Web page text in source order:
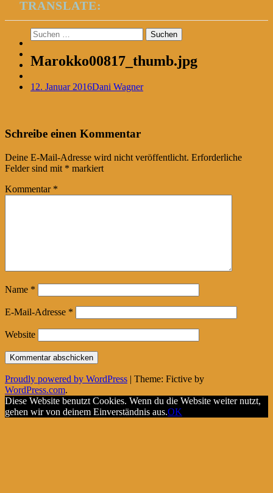
TRANSLATE:
Suchen
nach:
Marokko00817_thumb.jpg
12. Januar 2016Dani Wagner
Post
navigation
←
Schreibe einen Kommentar
Deine E-Mail-Adresse wird nicht veröffentlicht. Erforderliche
Felder sind mit * markiert
Kommentar *
Name *
E-Mail-Adresse *
Website
Proudly powered by WordPress | Theme: Fictive by
WordPress.com.
Diese Website benutzt Cookies. Wenn du die Website weiter nutzt,
gehen wir von deinem Einverständnis aus.OK